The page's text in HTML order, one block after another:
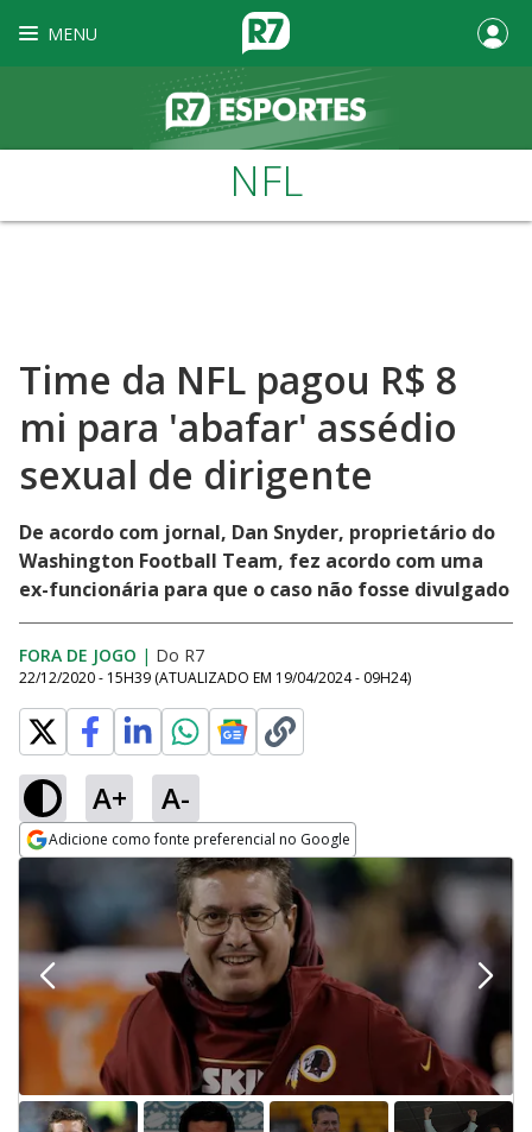
MENU
NFL
Time da NFL pagou R$ 8
mi para 'abafar' assédio
sexual de dirigente
De acordo com jornal, Dan Snyder, proprietário do
Washington Football Team, fez acordo com uma
ex-funcionária para que o caso não fosse divulgado
FORA DE JOGO | Do R7
22/12/2020 - 15H39 (ATUALIZADO EM 19/04/2024 - 09H24)
A+ A-
Adicione como fonte preferencial no Google
Opens in new window